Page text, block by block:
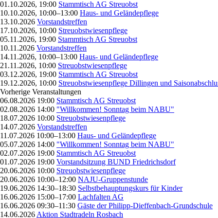
01.10.2026, 19:00 Stammtisch AG Streuobst
10.10.2026, 10:00–13:00 Haus- und Geländepflege
13.10.2026 Vorstandstreffen
17.10.2026, 10:00 Streuobstwiesenpflege
05.11.2026, 19:00 Stammtisch AG Streuobst
10.11.2026 Vorstandstreffen
14.11.2026, 10:00–13:00 Haus- und Geländepflege
21.11.2026, 10:00 Streuobstwiesenpflege
03.12.2026, 19:00 Stammtisch AG Streuobst
19.12.2026, 10:00 Streuobstwiesenpflege Dillingen und
Vorherige Veranstaltungen
06.08.2026 19:00 Stammtisch AG Streuobst
02.08.2026 14:00 "Willkommen! Sonntag beim NABU"
18.07.2026 10:00 Streuobstwiesenpflege
14.07.2026 Vorstandstreffen
11.07.2026 10:00–13:00 Haus- und Geländepflege
05.07.2026 14:00 "Willkommen! Sonntag beim NABU"
02.07.2026 19:00 Stammtisch AG Streuobst
01.07.2026 19:00 Vorstandsitzung BUND Friedrichsdorf
20.06.2026 10:00 Streuobstwiesenpflege
20.06.2026 10:00–12:00 NAJU-Gruppenstunde
19.06.2026 14:30–18:30 Selbstbehauptungskurs für Kinder
16.06.2026 15:00–17:00 Lachfalten AG
16.06.2026 09:30–11:30 Gäste der Philipp-Dieffenbach-Grundschule
14.06.2026 Aktion Stadtradeln Rosbach